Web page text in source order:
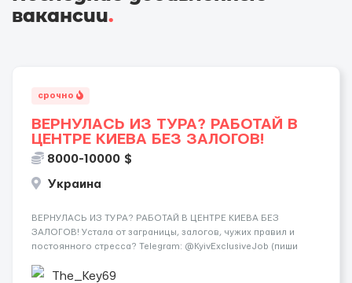
вакансии.
срочно
ВЕРНУЛАСЬ ИЗ ТУРА? РАБОТАЙ В
ЦЕНТРЕ КИЕВА БЕЗ ЗАЛОГОВ!
8000-10000 $
Украина
ВЕРНУЛАСЬ ИЗ ТУРА? РАБОТАЙ В ЦЕНТРЕ КИЕВА БЕЗ
ЗАЛОГОВ! Устала от заграницы, залогов, чужих правил и
постоянного стресса? Telegram: @KyivExclusiveJob (пиши
самом центре Киева Можно работать в эскорте или в
The_Key69